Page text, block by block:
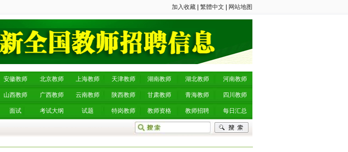
加入收藏 繁體中文 网站地图
安徽教师 北京教师 上海教师 天津教师 湖南教师 湖北教师 河南教师
山西教师 广西教师 云南教师 陕西教师 甘肃教师 青海教师 四川教师
面试 考试大纲 试题 特岗教师 教师资格 教师招聘 每日汇总